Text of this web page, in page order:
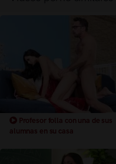
Profesor folla con una de sus
alumnas en su casa